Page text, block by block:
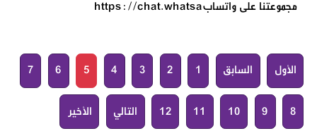
مجموعتنا على واتساب‏https://chat.whatsa
الأول السابق 1
2
3
4
5
6
7
8
9
10
11
12 التالي الأخير